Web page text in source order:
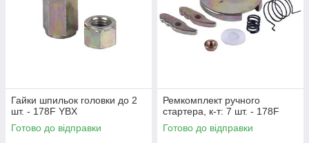
Гайки шпильок головки до 2
шт. - 178F YBX
Готово до відправки
Ремкомплект ручного
стартера, к-т: 7 шт. - 178F
Готово до відправки